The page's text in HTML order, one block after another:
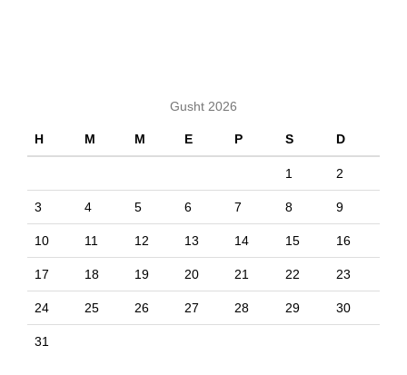
Gusht 2026
H M M E P S D
1 2
3 4 5 6 7 8 9
10 11 12 13 14 15 16
17 18 19 20 21 22 23
24 25 26 27 28 29 30
31